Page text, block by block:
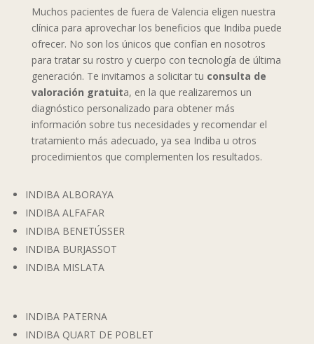
Muchos pacientes de fuera de Valencia eligen nuestra
clínica para aprovechar los beneficios que Indiba puede
ofrecer. No son los únicos que confían en nosotros
para tratar su rostro y cuerpo con tecnología de última
generación. Te invitamos a solicitar tu consulta de
valoración gratuita, en la que realizaremos un
diagnóstico personalizado para obtener más
información sobre tus necesidades y recomendar el
tratamiento más adecuado, ya sea Indiba u otros
procedimientos que complementen los resultados.
INDIBA ALBORAYA
INDIBA ALFAFAR
INDIBA BENETÚSSER
INDIBA BURJASSOT
INDIBA MISLATA
INDIBA PATERNA
INDIBA QUART DE POBLET